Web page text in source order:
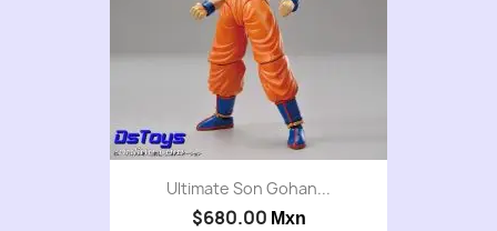
Ultimate Son Gohan...
$680.00 Mxn